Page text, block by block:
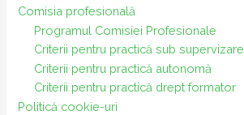
Comisia profesională
Programul Comisiei Profesionale
Criterii pentru practică sub supervizare
Criterii pentru practică autonomă
Criterii pentru practică drept formator
Politică cookie-uri